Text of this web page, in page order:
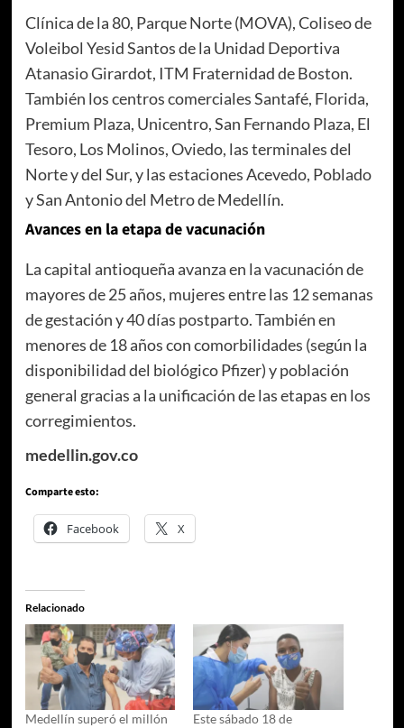
Clínica de la 80, Parque Norte (MOVA), Coliseo de
Voleibol Yesid Santos de la Unidad Deportiva
Atanasio Girardot, ITM Fraternidad de Boston.
También los centros comerciales Santafé, Florida,
Premium Plaza, Unicentro, San Fernando Plaza, El
Tesoro, Los Molinos, Oviedo, las terminales del
Norte y del Sur, y las estaciones Acevedo, Poblado
y San Antonio del Metro de Medellín.
Avances en la etapa de vacunación
La capital antioqueña avanza en la vacunación de
mayores de 25 años, mujeres entre las 12 semanas
de gestación y 40 días postparto. También en
menores de 18 años con comorbilidades (según la
disponibilidad del biológico Pfizer) y población
general gracias a la unificación de las etapas en los
corregimientos.
medellin.gov.co
Comparte esto:
Facebook X
Relacionado
Medellín superó el millón
Este sábado 18 de